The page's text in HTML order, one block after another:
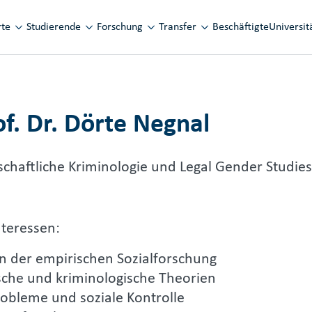
Studierende Forschung Transfer Beschäftigte
Dr. Dörte Negnal
Kriminologie und Legal Gender Studies
der empirischen Sozialforschung
und kriminologische Theorien
und soziale Kontrolle